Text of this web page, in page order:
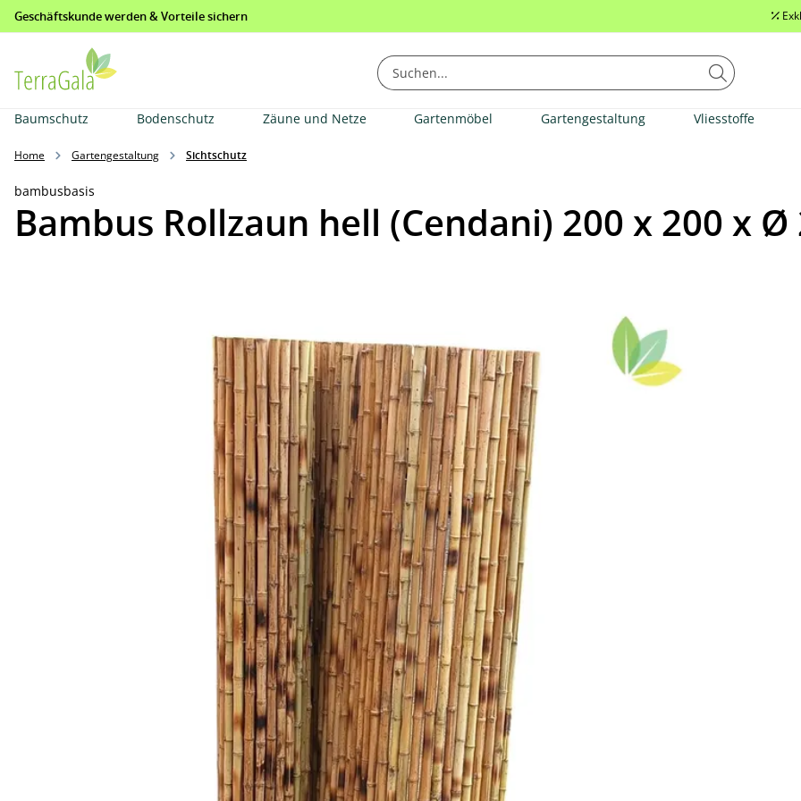
Zur Hauptnavigation springen
Geschäftskunde werden & Vorteile sichern
Baumschutz Bodenschutz Zäune und Netze Gartenmöbel Gartengestaltung Vliesstoffe
Home Gartengestaltung Sichtschutz
bambusbasis
Bambus Rollzaun hell (Cendani) 200 x 200 x Ø